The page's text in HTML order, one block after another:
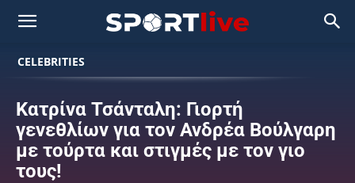
CELEBRITIES
Κατρίνα Τσάνταλη: Γιορτή
γενεθλίων για τον Ανδρέα Βούλγαρη
με τούρτα και στιγμές με τον γιο
τους!